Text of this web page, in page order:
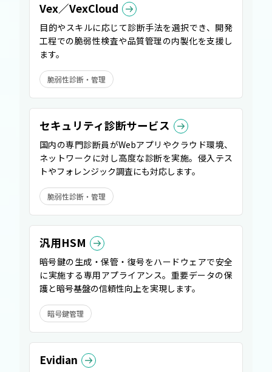
Vex／VexCloud
目的やスキルに応じて診断手法を選択でき、開発
工程での脆弱性検査や品質管理の内製化を支援し
ます。
脆弱性診断・管理
セキュリティ診断サービス
国内の専門診断員がWebアプリやクラウド環境、
ネットワークに対し高度な診断を実施。侵入テス
トやフォレンジック調査にも対応します。
脆弱性診断・管理
汎用HSM
暗号鍵の生成・保管・復号をハードウェアで安全
に実施する専用アプライアンス。重要データの保
護と暗号基盤の信頼性向上を実現します。
暗号鍵管理
Evidian